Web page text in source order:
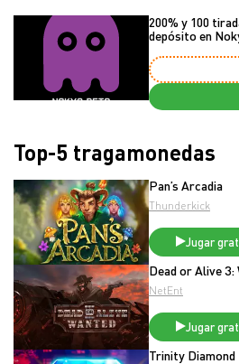
200% y 100
depósito en
Top-5 tragamonedas
Pan’s Arcadia
Thunderkick
Jugar
Dead or Alive 3:
NetEnt
Jugar
Trinity Diamond